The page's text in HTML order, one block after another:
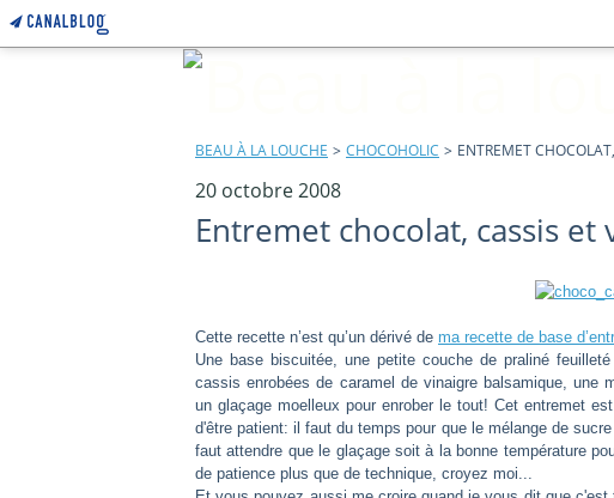
BEAU À LA LOUCHE > CHOCOHOLIC > ENTREMET
20 octobre 2008
Entremet chocolat, cassis
Cette recette n’est qu’un dérivé de ma recette de base
Une base biscuitée, une petite couche de praliné
cassis enrobées de caramel de vinaigre balsamique, une
un glaçage moelleux pour enrober le tout! Cet entremet
d'être patient: il faut du temps pour que le mélange de
faut attendre que le glaçage soit à la bonne température
de patience plus que de technique, croyez moi...